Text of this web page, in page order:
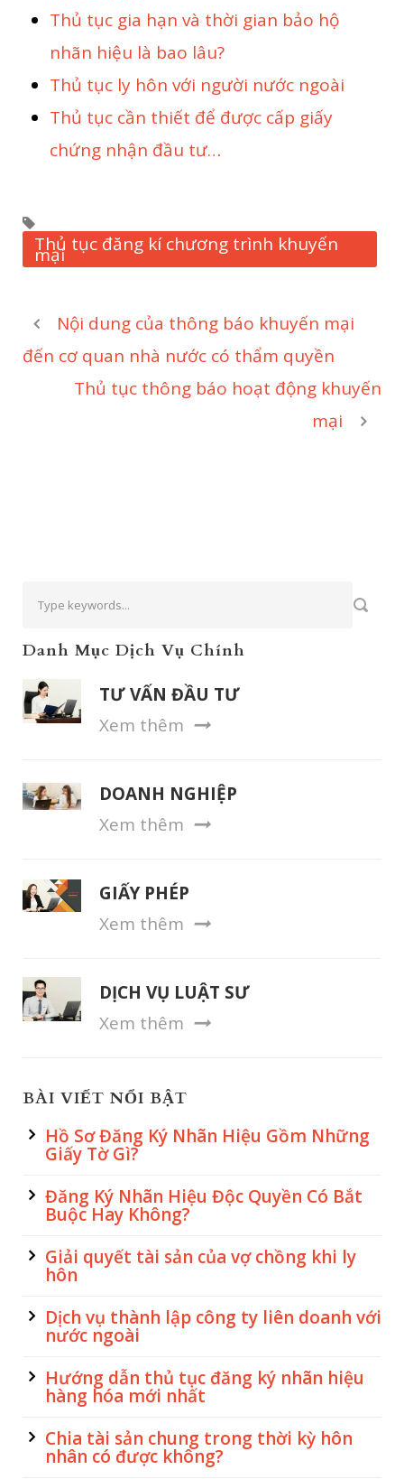
Thủ tục gia hạn và thời gian bảo hộ
nhãn hiệu là bao lâu?
Thủ tục ly hôn với người nước ngoài
Thủ tục cần thiết để được cấp giấy
chứng nhận đầu tư…
Thủ tục đăng kí chương trình khuyến
mại
Nội dung của thông báo khuyến mại
đến cơ quan nhà nước có thẩm quyền
Thủ tục thông báo hoạt động khuyến
mại
Danh Mục Dịch Vụ Chính
TƯ VẤN ĐẦU TƯ
Xem thêm
DOANH NGHIỆP
Xem thêm
GIẤY PHÉP
Xem thêm
DỊCH VỤ LUẬT SƯ
Xem thêm
BÀI VIẾT NỔI BẬT
Hồ Sơ Đăng Ký Nhãn Hiệu Gồm Những
Giấy Tờ Gì?
Đăng Ký Nhãn Hiệu Độc Quyền Có Bắt
Buộc Hay Không?
Giải quyết tài sản của vợ chồng khi ly
hôn
Dịch vụ thành lập công ty liên doanh với
nước ngoài
Hướng dẫn thủ tục đăng ký nhãn hiệu
hàng hóa mới nhất
Chia tài sản chung trong thời kỳ hôn
nhân có được không?